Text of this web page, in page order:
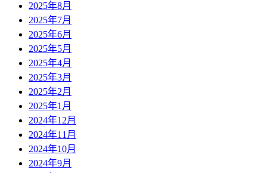
2025年8月
2025年7月
2025年6月
2025年5月
2025年4月
2025年3月
2025年2月
2025年1月
2024年12月
2024年11月
2024年10月
2024年9月